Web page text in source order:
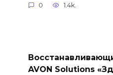
0 1.4k.
AVON Solutions